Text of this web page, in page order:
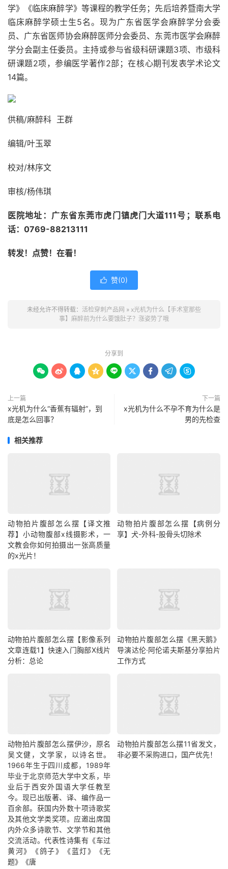
学》《临床麻醉学》等课程的教学任务；先后培养暨南大学
临床麻醉学硕士生5名。现为广东省医学会麻醉学分会委
员、广东省医师协会麻醉医师分会委员、东莞市医学会麻醉
学分会副主任委员。主持或参与省级科研课题3项、市级科
研课题2项，参编医学著作2部；在核心期刊发表学术论文
14篇。
供稿/麻醉科 王群
编辑/叶玉翠
校对/林序文
审核/杨伟琪
医院地址：广东省东莞市虎门镇虎门大道111号；联系电
话：0769-88213111
转发！点赞！在看！
 赞(0)
未经允许不得转载： 活检穿刺产品网 » x光机为什么【手术室那些
事】麻醉前为什么要饿肚子？涨姿势了哦
分享到
        
上一篇
x光机为什么“香蕉有辐射”，到
底是怎么回事？
下一篇
x光机为什么不孕不育为什么是
男的先检查
相关推荐
动物拍片腹部怎么摆【译文推
荐】小动物腹部x线摄影术，一
文教会你如何拍摄出一张高质量
的x光片！
动物拍片腹部怎么摆【病例分
享】犬-外科-股骨头切除术
动物拍片腹部怎么摆【影像系列
文章连载1】快速入门胸部X线片
分析：总论
动物拍片腹部怎么摆《黑天鹅》
导演达伦·阿伦诺夫斯基分享拍片
工作方式
动物拍片腹部怎么摆​伊沙，原名
吴文健，文学家，以诗名世。
1966年生于四川成都，1989年
毕业于北京师范大学中文系，毕
业后于西安外国语大学任教至
今。现已出版著、译、编作品一
百余部。获国内外数十项诗歌奖
及其他文学类奖项。应邀出席国
内外众多诗歌节、文学节和其他
交流活动。代表性诗集有《车过
黄河》《鸽子》《蓝灯》《无
题》《唐
动物拍片腹部怎么摆11省发文，
非必要不采购进口，国产优先！